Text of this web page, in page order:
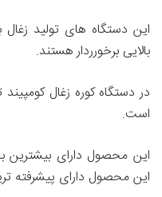
این دستگاه های تولید
بالایی برخورردار هستند.
در دستگاه کوره زغال
است.
این محصول دارای
این محصول دارای پیشرفته